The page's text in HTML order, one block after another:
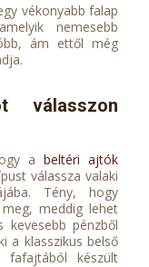
vékonyabb falap
nemesebb
ám ettől még
válasszon
abeltéri ajtók
válassza valaki
Tény, hogy
meddig lehet
pénzből
a klasszikus belső
készült